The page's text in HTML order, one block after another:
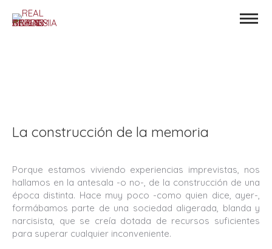
La construcción de la memoria
Porque estamos viviendo experiencias imprevistas, nos
hallamos en la antesala -o no-, de la construcción de una
época distinta. Hace muy poco -como quien dice, ayer-,
formábamos parte de una sociedad aligerada, blanda y
narcisista, que se creía dotada de recursos suficientes
para superar cualquier inconveniente.